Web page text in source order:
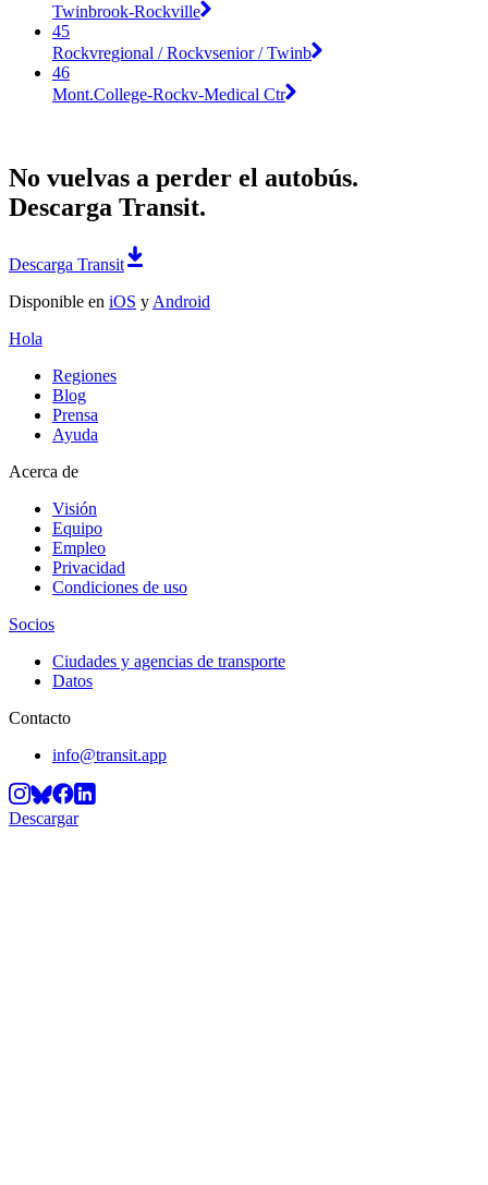
Twinbrook-Rockville
45
Rockvregional / Rockvsenior / Twinb
46
Mont.College-Rockv-Medical Ctr
No vuelvas a perder el autobús.
Descarga Transit.
Descarga Transit
Disponible en iOS y Android
Hola
Regiones
Blog
Prensa
Ayuda
Acerca de
Visión
Equipo
Empleo
Privacidad
Condiciones de uso
Socios
Ciudades y agencias de transporte
Datos
Contacto
info@transit.app
Descargar